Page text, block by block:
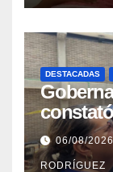
DESTACADAS
Catia la
06/08/
RODRÍGUEZ